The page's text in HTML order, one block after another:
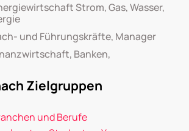
Strom, Gas, Wasser,
und Führungskräfte, Manager
Banken,
Zielgruppen
und Berufe